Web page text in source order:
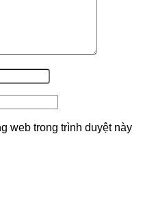
web trong trình duyệt này